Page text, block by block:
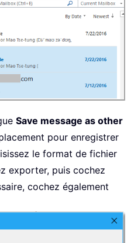
Save message as other
pour enregistrer
le format de fichier
exporter, puis cochez
cochez également